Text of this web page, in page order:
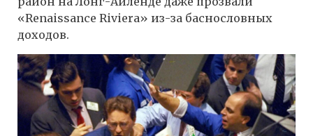
«Renaissance Riviera» из-за баснословных
доходов.